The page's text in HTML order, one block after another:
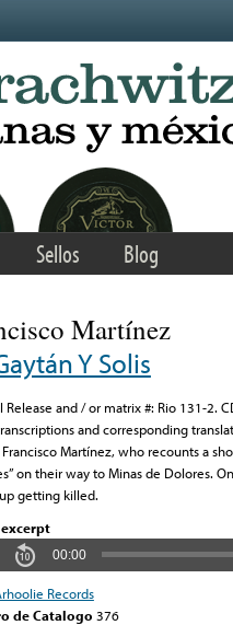
Sellos Blog
Martínez
Y Solis
Release and / or matrix #: Rio 131-2.
and corresponding
Martínez, who recounts a
on their way to Minas de Dolores.
getting killed.
00:00
Records
de Catalogo 376